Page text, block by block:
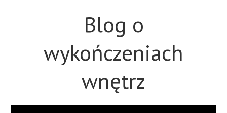
Blog o
wykończeniach
wnętrz